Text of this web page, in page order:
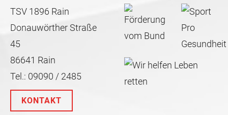
TSV 1896 Rain
Donauwörther Straße
45
86641 Rain
Tel.: 09090 / 2485
KONTAKT